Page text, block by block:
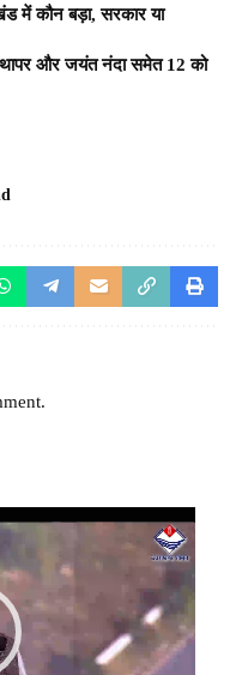
में कौन बड़ा, सरकार या
थापर और जयंत नंदा समेत 12 को